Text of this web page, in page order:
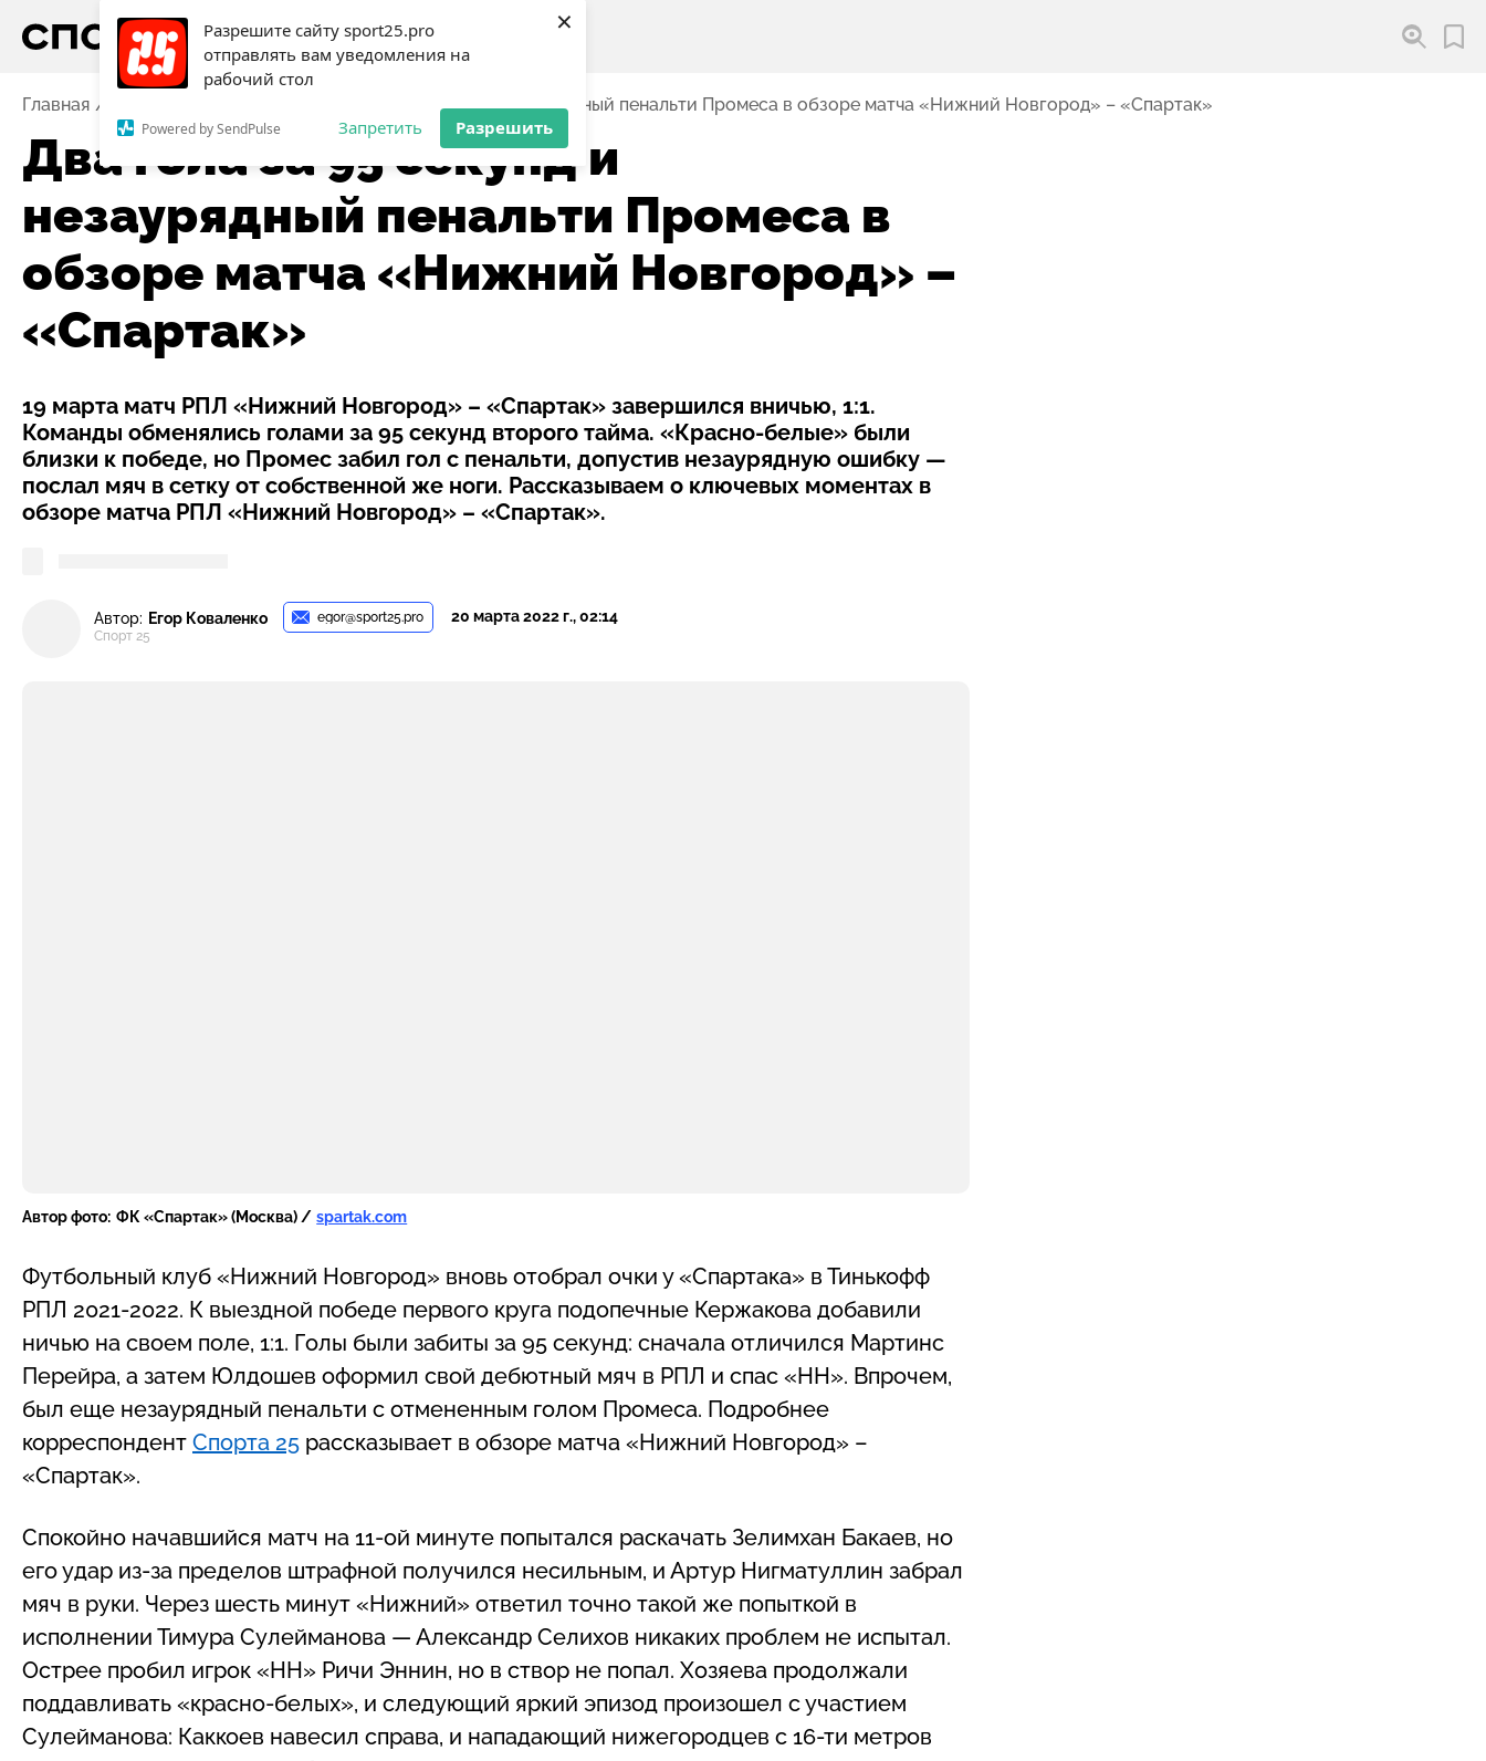
Разрешите сайту sport25.pro
отправлять вам уведомления на
рабочий стол
Powered by SendPulse Запретить Разрешить
×
Главная Два гола за 95 секунд и незаурядный пенальти Промеса в обзоре матча «Нижний Новгород» – «Спартак»
Два гола за 95 секунд и
незаурядный пенальти Промеса в
обзоре матча «Нижний Новгород» –
«Спартак»
19 марта матч РПЛ «Нижний Новгород» – «Спартак» завершился вничью, 1:1.
Команды обменялись голами за 95 секунд второго тайма. «Красно-белые» были
близки к победе, но Промес забил гол с пенальти, допустив незаурядную ошибку —
послал мяч в сетку от собственной же ноги. Рассказываем о ключевых моментах в
обзоре матча РПЛ «Нижний Новгород» – «Спартак».
Автор: Егор Коваленко
Спорт 25
egor@sport25.pro 20 марта 2022 г., 02:14
Автор фото: ФК «Спартак» (Москва) / spartak.com
Футбольный клуб «Нижний Новгород» вновь отобрал очки у «Спартака» в Тинькофф
РПЛ 2021-2022. К выездной победе первого круга подопечные Кержакова добавили
ничью на своем поле, 1:1. Голы были забиты за 95 секунд: сначала отличился Мартинс
Перейра, а затем Юлдошев оформил свой дебютный мяч в РПЛ и спас «НН». Впрочем,
был еще незаурядный пенальти с отмененным голом Промеса. Подробнее
корреспондент Спорта 25 рассказывает в обзоре матча «Нижний Новгород» –
«Спартак».
Спокойно начавшийся матч на 11-ой минуте попытался раскачать Зелимхан Бакаев, но
его удар из-за пределов штрафной получился несильным, и Артур Нигматуллин забрал
мяч в руки. Через шесть минут «Нижний» ответил точно такой же попыткой в
исполнении Тимура Сулейманова — Александр Селихов никаких проблем не испытал.
Острее пробил игрок «НН» Ричи Эннин, но в створ не попал. Хозяева продолжали
поддавливать «красно-белых», и следующий яркий эпизод произошел с участием
Сулейманова: Каккоев навесил справа, и нападающий нижегородцев с 16-ти метров